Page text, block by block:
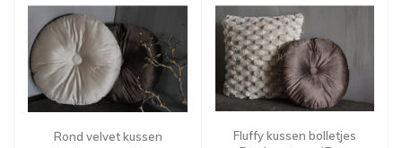
Rond velvet kussen
Fluffy kussen bolletjes